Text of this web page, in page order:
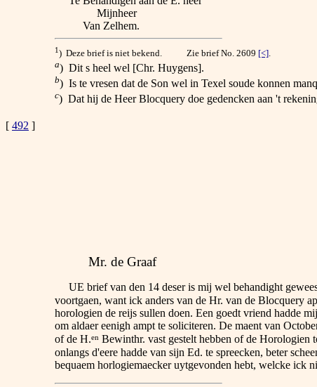
Mijnheer
Van Zelhem.
1) Deze brief is niet bekend. Zie brief No. 2609 [<].
a) Dit s heel wel [Chr. Huygens].
b) Is te vresen dat de Son wel in Texel soude konnen
c) Dat hij de Heer Blocquery doe gedencken aan 't
[ 492 ]
Mr. de Graaf
UE brief van den 14 deser is mij wel behandight
voortgaen, want ick anders van de Hr. van de Blocquery
horologien de reijs sullen doen. Een goedt vriend hadde
om aldaer eenigh ampt te soliciteren. De maent van
of de H.enBewinthr. vast gestelt hebben of de Horologien
onlangs d'eere hadde van sijn Ed. te spreecken, beter
bequaem horlogiemaecker uytgevonden hebt, welcke ick